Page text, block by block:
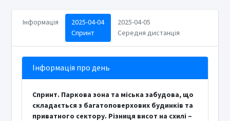
Інформація
2025-04-04
Спринт
2025-04-05
Середня дистанція
Інформація про день
Спринт. Паркова зона та міська забудова, що
складається з багатоповерхових будинків та
приватного сектору. Різниця висот на схилі –